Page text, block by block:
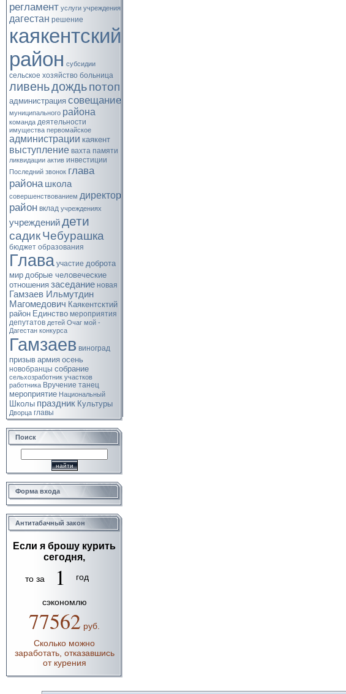
регламент услуги учреждения
дагестан решение
каякентский
район субсидии
сельское хозяйство больница
ливеньдождьпотоп
администрация совещание
муниципального района
команда деятельности
имущества первомайское
администрации каякент
выступление вахта памяти
ликвидации актив инвестиции
Последний звонок глава
района школа
совершенствованием директор
район вклад учреждениях
учрежденийдети
садикЧебурашка
бюджет образования
Глава участие доброта
мир добрые человеческие
отношения заседание новая
Гамзаев Ильмутдин
Магомедович Каякентсктий
район Единство мероприятия
депутатов детей Очаг мой -
Дагестан конкурса
Гамзаев виноград
призыв армия осень
новобранцы собрание
сельхозработник участков
работника Вручение танец
мероприятие Национальный
Школы праздник Культуры
Дворца главы
Поиск
Форма входа
Антитабачный закон
Если я брошу курить
сегодня,
то за 1 год
сэкономлю
77562 руб.
Сколько можно
заработать, отказавшись
от курения